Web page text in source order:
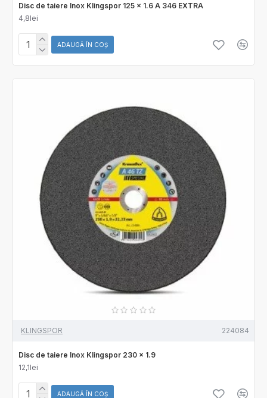
Disc de taiere Inox Klingspor 125 x 1.6 A 346 EXTRA
4,8lei
ADAUGĂ ÎN COŞ
KLINGSPOR 224084
Disc de taiere Inox Klingspor 230 x 1.9
12,1lei
ADAUGĂ ÎN COŞ